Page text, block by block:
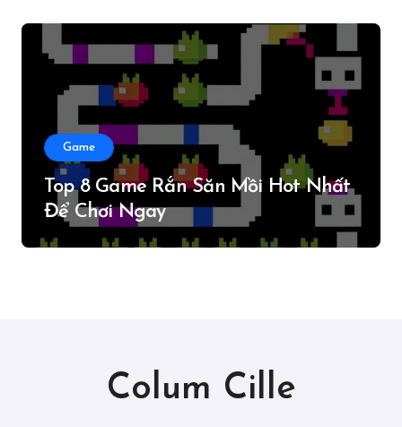
Game
Top 8 Game Rắn Săn Mồi Hot Nhất
Để Chơi Ngay
Colum Cille